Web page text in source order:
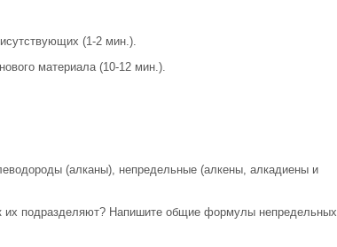
(1-2 мин.).
материала (10-12 мин.).
(алканы), непредельные (алкены, алкадиены и
их подразделяют? Напишите общие формулы непредельных